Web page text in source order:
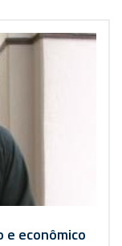
e econômico